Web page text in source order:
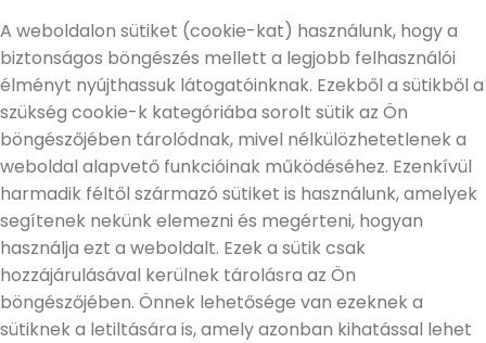
A weboldalon sütiket (cookie-kat) használunk, hogy a
biztonságos böngészés mellett a legjobb felhasználói
élményt nyújthassuk látogatóinknak. Ezekből a sütikből a
szükség cookie-k kategóriába sorolt sütik az Ön
böngészőjében tárolódnak, mivel nélkülözhetetlenek a
weboldal alapvető funkcióinak működéséhez. Ezenkívül
harmadik féltől származó sütiket is használunk, amelyek
segítenek nekünk elemezni és megérteni, hogyan
használja ezt a weboldalt. Ezek a sütik csak
hozzájárulásával kerülnek tárolásra az Ön
böngészőjében. Önnek lehetősége van ezeknek a
sütiknek a letiltására is, amely azonban kihatással lehet